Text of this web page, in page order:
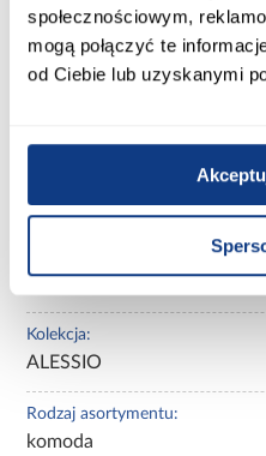
społecznościowym,
mogą połączyć te
od Ciebie lub uzyskanymi
Wysokość [cm]:
115.00
eukaliptus/dąb
zielone
Kolekcja:
ALESSIO
Rodzaj asortymentu:
komoda